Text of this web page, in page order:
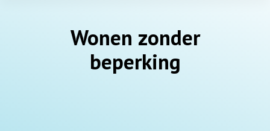
Wonen zonder
beperking